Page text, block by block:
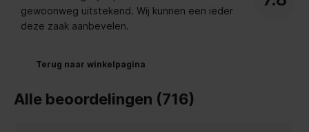
gewoonweg uitstekend. Wij kunnen een ieder
deze zaak aanbevelen.
Terug naar winkelpagina
Alle beoordelingen (716)